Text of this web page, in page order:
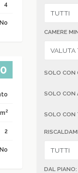
4
No
2
2
No
CAMERE
SOLO CON
SOLO CON
SOLO CON
DAL PIANO: